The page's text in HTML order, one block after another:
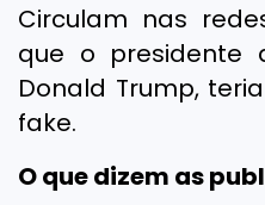
Circulam nas
que o presidente
Donald Trump,
fake.
O que dizem as